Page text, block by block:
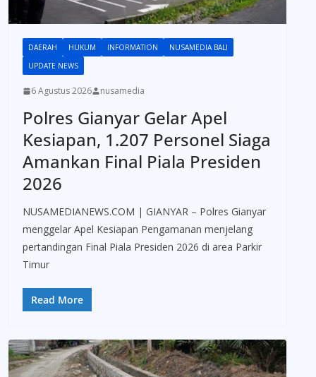
DAERAH HUKUM INFORMATION
NUSAMEDIA BALI
UPDATE NEWS
6 Agustus 2026 nusamedia
Polres Gianyar Gelar Apel
Kesiapan, 1.207 Personel Siaga
Amankan Final Piala Presiden
2026
NUSAMEDIANEWS.COM | GIANYAR – Polres Gianyar
menggelar Apel Kesiapan Pengamanan menjelang
pertandingan Final Piala Presiden 2026 di area Parkir
Timur
Read More